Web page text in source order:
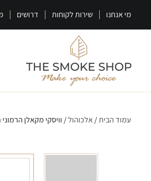
מי אנחנו שירות לקוחות דרושים
עמוד הבית/ אלכוהול/ וויסקי מקאלן הרמוני ריץ׳